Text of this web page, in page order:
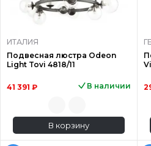
ИТАЛИЯ
Подвесная люстра Odeon
Light Tovi 4818/11
41 391 ₽ В наличии
В корзину